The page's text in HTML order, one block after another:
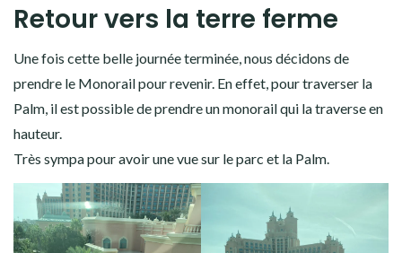
Retour vers la terre ferme
Une fois cette belle journée terminée, nous décidons de
prendre le Monorail pour revenir. En effet, pour traverser la
Palm, il est possible de prendre un monorail qui la traverse en
hauteur.
Très sympa pour avoir une vue sur le parc et la Palm.